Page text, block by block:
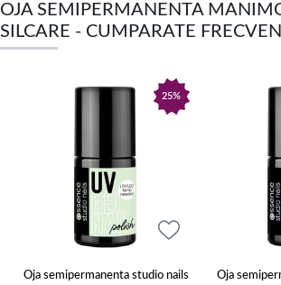
OJA SEMIPERMANENTA
SILCARE - CUMPARATE
25%
Oja semipermanenta studio nails
Oja